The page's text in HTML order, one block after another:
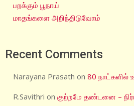
பறக்கும் பூநாய்
மாதங்களை அறிந்திடுவோம்
Recent Comments
Narayana Prasath on80 நாட்களில்
R.Savithri onகுற்றமே தண்டனை –